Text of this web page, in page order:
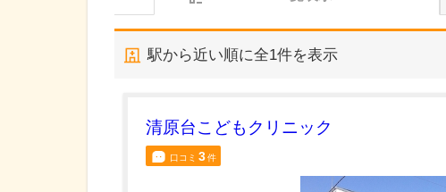
駅から近い順に全1件を表示
清原台こどもクリニック
口コミ 3件